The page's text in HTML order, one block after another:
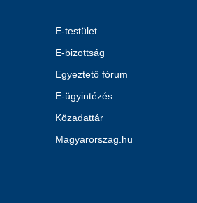
E-testület
E-bizottság
Egyeztető fórum
E-ügyintézés
Közadattár
Magyarorszag.hu